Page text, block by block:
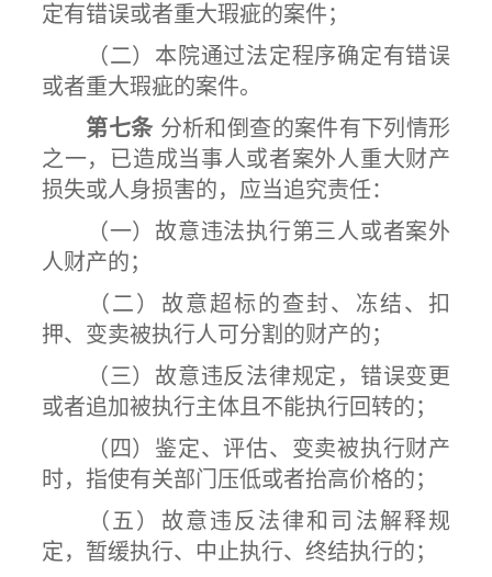
定有错误或者重大瑕疵的案件；
（二）本院通过法定程序确定有错误
或者重大瑕疵的案件。
第七条 分析和倒查的案件有下列情形
之一，已造成当事人或者案外人重大财产
损失或人身损害的，应当追究责任：
（一）故意违法执行第三人或者案外
人财产的；
（二）故意超标的查封、冻结、扣
押、变卖被执行人可分割的财产的；
（三）故意违反法律规定，错误变更
或者追加被执行主体且不能执行回转的；
（四）鉴定、评估、变卖被执行财产
时，指使有关部门压低或者抬高价格的；
（五）故意违反法律和司法解释规
定，暂缓执行、中止执行、终结执行的；